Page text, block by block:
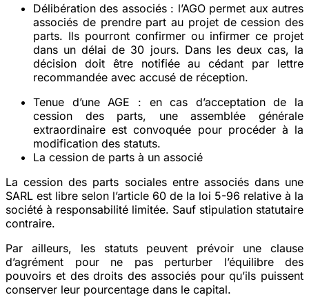
Délibération des associés: l’AGO permet aux autres
associés de prendre part au projet de cession des
parts. Ils pourront confirmer ou infirmer ce projet
dans un délai de 30 jours. Dans les deux cas, la
décision doit être notifiée au cédant par lettre
recommandée avec accusé de réception.
Tenue d’une AGE : en cas d’acceptation de la
cession des parts, une assemblée générale
extraordinaire est convoquée pour procéder à la
modification des statuts.
La cession de parts à un associé
La cession des parts sociales entre associés dans une
SARL est libre selon l’article 60 de la loi 5-96 relative à la
société à responsabilité limitée. Sauf stipulation statutaire
contraire.
Par ailleurs, les statuts peuvent prévoir une clause
d’agrément pour ne pas perturber l’équilibre des
pouvoirs et des droits des associés pour qu’ils puissent
conserver leur pourcentage dans le capital.